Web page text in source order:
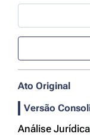
Use a tecla de
Ato Original
Versão
Análise Jurídica